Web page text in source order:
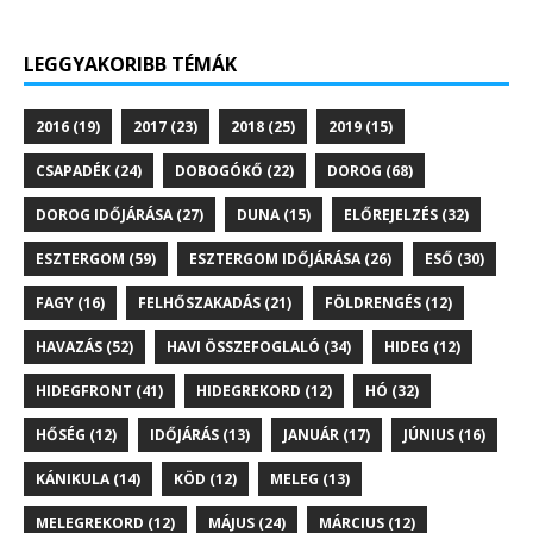
LEGGYAKORIBB TÉMÁK
2016 (19) 2017 (23) 2018 (25) 2019 (15)
CSAPADÉK (24) DOBOGÓKŐ (22) DOROG (68)
DOROG IDŐJÁRÁSA(27) DUNA(15) ELŐREJELZÉS (32)
ESZTERGOM (59) ESZTERGOM IDŐJÁRÁSA(26) ESŐ (30)
FAGY (16) FELHŐSZAKADÁS (21) FÖLDRENGÉS (12)
HAVAZÁS (52) HAVI ÖSSZEFOGLALÓ (34) HIDEG (12)
HIDEGFRONT (41) HIDEGREKORD (12) HÓ (32)
HŐSÉG (12) IDŐJÁRÁS (13) JANUÁR (17) JÚNIUS (16)
KÁNIKULA(14) KÖD (12) MELEG (13)
MELEGREKORD (12) MÁJUS (24) MÁRCIUS (12)